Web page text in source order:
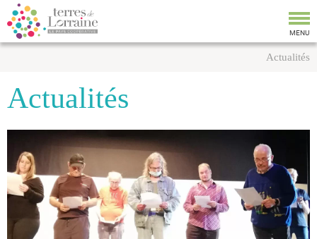
MENU
Actualités
Actualités